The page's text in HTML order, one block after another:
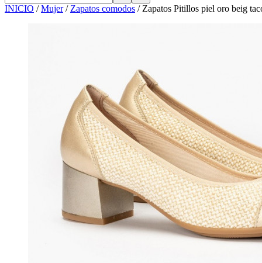
INICIO /Mujer/ Zapatos comodos / Zapatos Pitillos piel oro beig